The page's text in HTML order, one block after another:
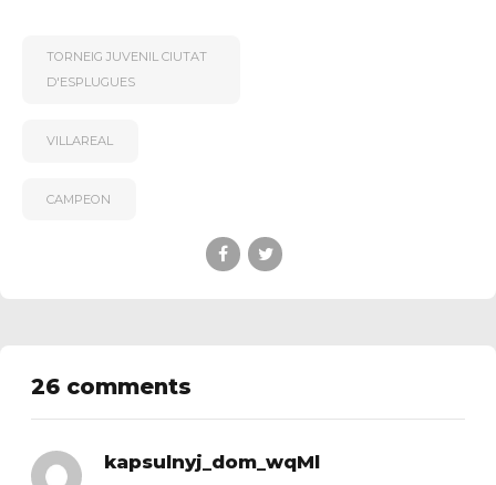
TORNEIG JUVENIL CIUTAT
D'ESPLUGUES
VILLAREAL
CAMPEON
26 comments
kapsulnyj_dom_wqMl